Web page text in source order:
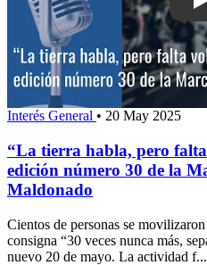
Interés General • 20 May 2025
“La tierra habla, pero
edición número 30 de la
Maldonado
Cientos de personas se
consigna “30 veces nunca más,
nuevo 20 de mayo. La actividad f...